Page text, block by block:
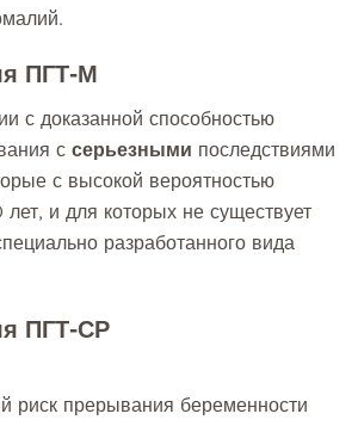
ПГТ-М
с доказанной способностью
с серьезными последствиями
с высокой вероятностью
и для которых не существует
разработанного вида
ПГТ-СР
риск прерывания беременности